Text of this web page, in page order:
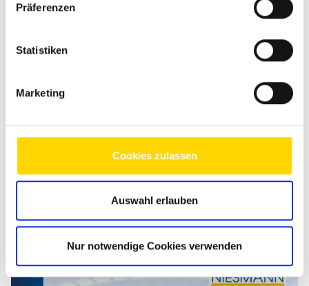
Präferenzen
Statistiken
Marketing
Cookies zulassen
Auswahl erlauben
Nur notwendige Cookies verwenden
Kilowatt
Schlafplätze
2
Doppelbett quer
Techn. zul. Gesamtgewicht
3.500 kg
Zum Fahrzeug